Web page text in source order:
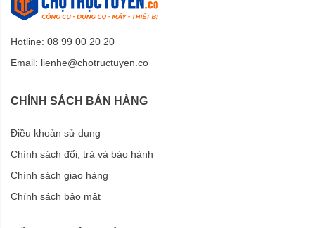
Hotline: 08 99 00 20 20
Email: lienhe@chotructuyen.co
CHÍNH SÁCH BÁN HÀNG
Điều khoản sử dụng
Chính sách đổi, trả và bảo hành
Chính sách giao hàng
Chính sách bảo mật